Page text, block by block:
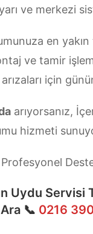
ve merkezi
en
ve tamir
için
arıyorsanız,
hizmeti
Uydu Servisi
📞 0216